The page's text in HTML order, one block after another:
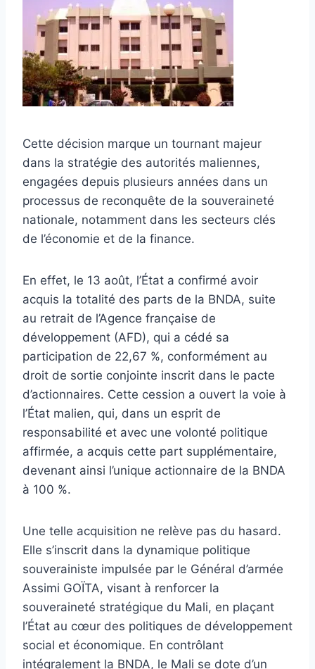
Cette décision marque un tournant majeur
dans la stratégie des autorités maliennes,
engagées depuis plusieurs années dans un
processus de reconquête de la souveraineté
nationale, notamment dans les secteurs clés
de l’économie et de la finance.
En effet, le 13 août, l’État a confirmé avoir
acquis la totalité des parts de la BNDA, suite
au retrait de l’Agence française de
développement (AFD), qui a cédé sa
participation de 22,67 %, conformément au
droit de sortie conjointe inscrit dans le pacte
d’actionnaires. Cette cession a ouvert la voie à
l’État malien, qui, dans un esprit de
responsabilité et avec une volonté politique
affirmée, a acquis cette part supplémentaire,
devenant ainsi l’unique actionnaire de la BNDA
à 100 %.
Une telle acquisition ne relève pas du hasard.
Elle s’inscrit dans la dynamique politique
souverainiste impulsée par le Général d’armée
Assimi GOÏTA, visant à renforcer la
souveraineté stratégique du Mali, en plaçant
l’État au cœur des politiques de développement
social et économique. En contrôlant
intégralement la BNDA, le Mali se dote d’un